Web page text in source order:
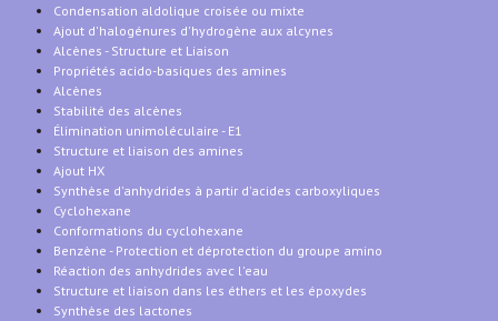
Condensation aldolique croisée ou mixte
Ajout d'halogénures d'hydrogène aux alcynes
Alcènes - Structure et Liaison
Propriétés acido-basiques des amines
Alcènes
Stabilité des alcènes
Élimination unimoléculaire - E1
Structure et liaison des amines
Ajout HX
Synthèse d'anhydrides à partir d'acides carboxyliques
Cyclohexane
Conformations du cyclohexane
Benzène - Protection et déprotection du groupe amino
Réaction des anhydrides avec l'eau
Structure et liaison dans les éthers et les époxydes
Synthèse des lactones